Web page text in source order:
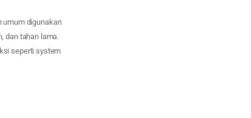
umum digunakan
dan tahan lama.
seperti system